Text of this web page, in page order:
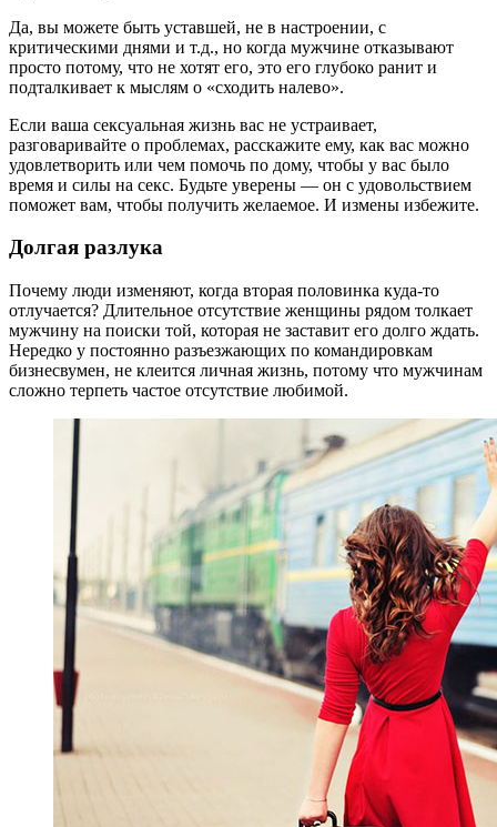
Да, вы можете быть уставшей, не в настроении, с
критическими днями и т.д., но когда мужчине отказывают
просто потому, что не хотят его, это его глубоко ранит и
подталкивает к мыслям о «сходить налево».
Если ваша сексуальная жизнь вас не устраивает,
разговаривайте о проблемах, расскажите ему, как вас можно
удовлетворить или чем помочь по дому, чтобы у вас было
время и силы на секс. Будьте уверены — он с удовольствием
поможет вам, чтобы получить желаемое. И измены избежите.
Долгая разлука
Почему люди изменяют, когда вторая половинка куда-то
отлучается? Длительное отсутствие женщины рядом толкает
мужчину на поиски той, которая не заставит его долго ждать.
Нередко у постоянно разъезжающих по командировкам
бизнесвумен, не клеится личная жизнь, потому что мужчинам
сложно терпеть частое отсутствие любимой.